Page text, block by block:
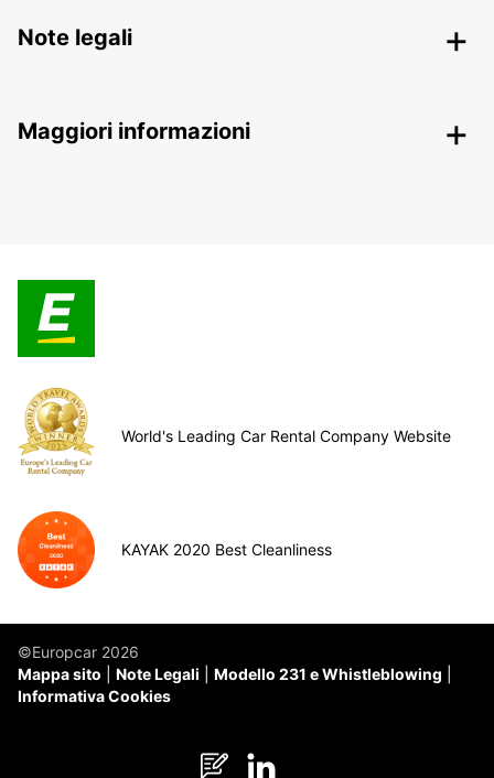
Note legali
Maggiori informazioni
World's Leading Car Rental Company Website
KAYAK 2020 Best Cleanliness
©Europcar 2026
Mappa sito
Note Legali
Modello 231 e Whistleblowing
Informativa Cookies